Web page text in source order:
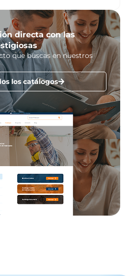
directa con las
que buscas en nuestros
los catálogos